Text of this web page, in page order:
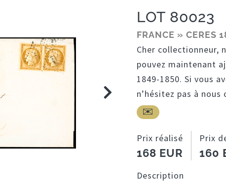
LOT 80023
FRANCE » CERES
Cher collectionneur,
pouvez maintenant
1849-1850. Si vous
n’hésitez pas à
Prix réalisé
168 EUR
Prix
160
Description